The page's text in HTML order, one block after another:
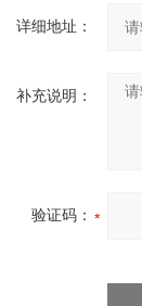
详细地址：
补充说明：
验证码：